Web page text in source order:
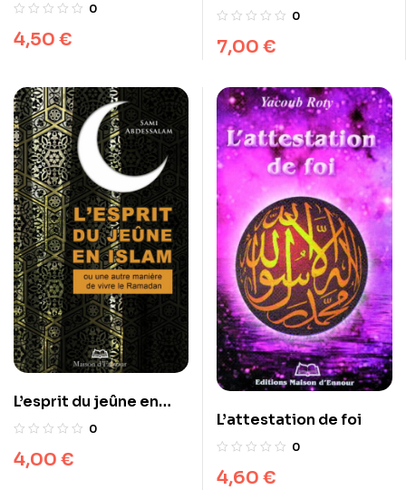
0
4,50 €
Envoyé de Dieu ou
0
7,00 €
L’esprit du jeûne en
islam
0
4,00 €
L’attestation de foi
0
4,60 €